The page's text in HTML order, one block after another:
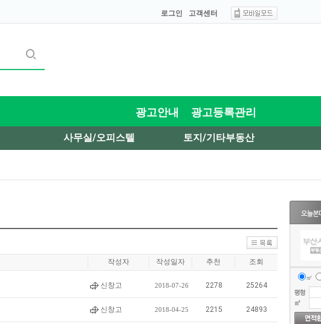
로그인 고객센터
㎡
광고안내 광고등록관리
사무실/오피스텔 토지/기타부동산
작성자 작성일자 추천 조회
신창고 2018-07-26 2278 25264
신창고 2018-04-25 2215 24893